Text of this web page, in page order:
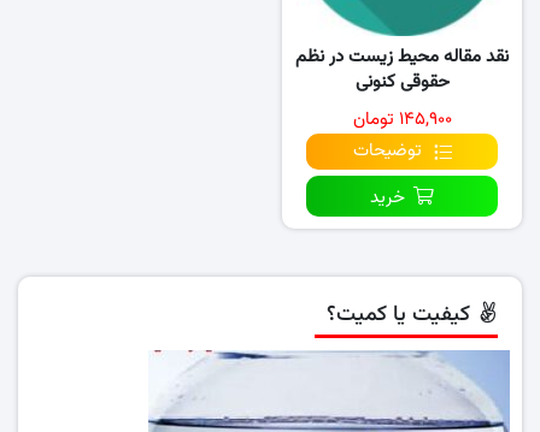
نقد مقاله محیط زیست در نظم
حقوقی کنونی
۱۴۵,۹۰۰ تومان
توضیحات
خرید
کیفیت یا کمیت؟